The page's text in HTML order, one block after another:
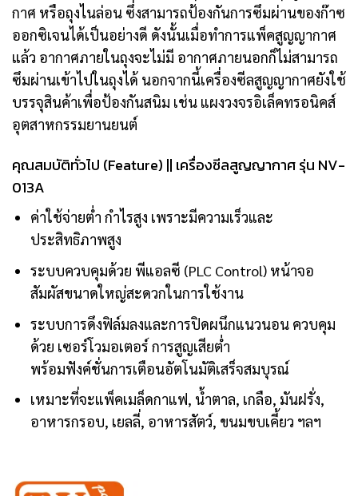
กาศ หรือถุงไนล่อน ซึ่งสามารถป้องกันการซึมผ่านของก๊าซ
ออกซิเจนได้เป็นอย่างดี ดังนั้นเมื่อทำการแพ็คสูญญากาศ
แล้ว อากาศภายในถุงจะไม่มี อากาศภายนอกก็ไม่สามารถ
ซึมผ่านเข้าไปในถุงได้ นอกจากนี้เครื่องซีลสูญญากาศยังใช้
บรรจุสินค้าเพื่อป้องกันสนิม เช่น แผงวงจรอิเล็คทรอนิคส์
อุตสาหกรรมยานยนต์
คุณสมบัติทั่วไป (Feature) || เครื่องซีลสูญญากาศ รุ่น NV-
013A
ค่าใช้จ่ายต่ำ กำไรสูง เพราะมีความเร็วและ
ประสิทธิภาพสูง
ระบบควบคุมด้วย พีแอลซี (PLC Control) หน้าจอ
สัมผัสขนาดใหญ่สะดวกในการใช้งาน
ระบบการดึงฟิล์มลงและการปิดผนึกแนวนอน ควบคุม
ด้วย เซอร์โวมอเตอร์ การสูญเสียต่ำ
พร้อมฟังค์ชั่นการเตือนอัตโนมัติเสร็จสมบุรณ์
เหมาะที่จะแพ็คเมล็ดกาแฟ, น้ำตาล, เกลือ, มันฝรั่ง,
อาหารกรอบ, เยลลี่, อาหารสัตว์, ขนมขบเคี้ยว ฯลฯ